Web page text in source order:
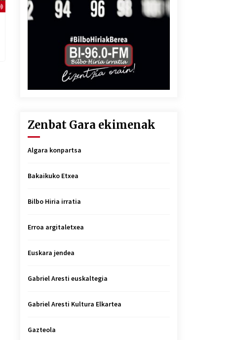
Zenbat Gara ekimenak
Algara konpartsa
Bakaikuko Etxea
Bilbo Hiria irratia
Erroa argitaletxea
Euskara jendea
Gabriel Aresti euskaltegia
Gabriel Aresti Kultura Elkartea
Gazteola